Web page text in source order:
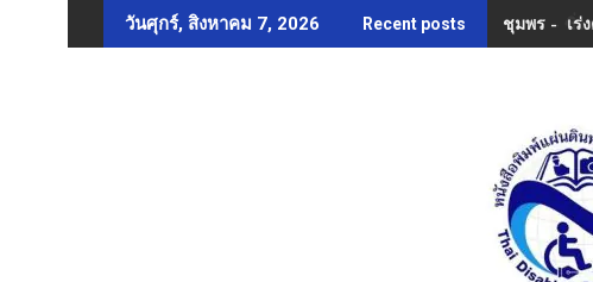
to
วันศุกร์, สิงหาคม 7, 2026 Recent posts ชุมพร - เร่